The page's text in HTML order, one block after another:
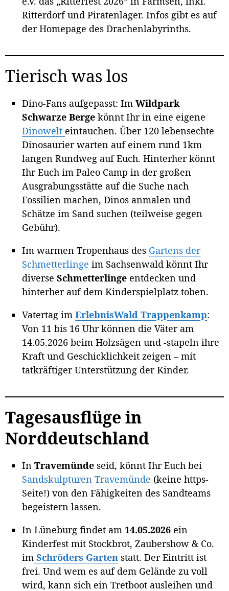
Ritterdorf und Piratenlager. Infos gibt es auf
der Homepage des Drachenlabyrinths.
Tierisch was los
Dino-Fans aufgepasst: ImWildpark
Schwarze Bergekönnt Ihr in eine eigene
Dinowelt eintauchen. Über 120 lebensechte
Dinosaurier warten auf einem rund 1km
langen Rundweg auf Euch. Hinterher könnt
Ihr Euch im Paleo Camp in der großen
Ausgrabungsstätte auf die Suche nach
Fossilien machen, Dinos anmalen und
Schätze im Sand suchen (teilweise gegen
Gebühr).
Im warmen Tropenhaus des Gartens der
Schmetterlinge im Sachsenwald könnt Ihr
diverseSchmetterlinge entdecken und
hinterher auf dem Kinderspielplatz toben.
Vatertag imErlebnisWald Trappenkamp:
Von 11 bis 16 Uhr können die Väter am
14.05.2026 beim Holzsägen und -stapeln ihre
Kraft und Geschicklichkeit zeigen – mit
tatkräftiger Unterstützung der Kinder.
Tagesausflüge in
Norddeutschland
InTravemünde seid, könnt Ihr Euch bei
Sandskulpturen Travemünde (keine https-
Seite!) von den Fähigkeiten des Sandteams
begeistern lassen.
In Lüneburg findet am14.05.2026 ein
Kinderfest mit Stockbrot, Zaubershow & Co.
im Schröders Garten statt. Der Eintritt ist
frei. Und wem es auf dem Gelände zu voll
wird, kann sich ein Tretboot ausleihen und